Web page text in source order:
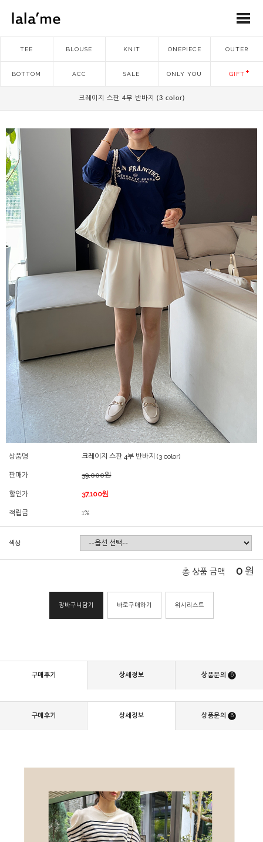
TEE BLOUSE KNIT ONEPIECE OUTER
BOTTOM ACC SALE ONLY YOU GIFT
크레이지 스판 4부 반바지 (3 color)
상품명 크레이지 스판 4부 반바지 (3 color)
판매가 39,000원
할인가 37,100원
적립금 1%
색상
총 상품 금액 0 원
장바구니담기 바로구매하기 위시리스트
구매후기 상세정보 상품문의 6
구매후기 상세정보 상품문의 6